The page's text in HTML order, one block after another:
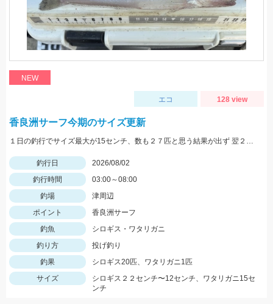
NEW
エコ 128 view
香良洲サーフ今期のサイズ更新
１日の釣行でサイズ最大が15センチ、数も２７匹と思う結果が出ず 翌２日に同じ時間、同じ場所でリベンジ。 いつもはエサは石ゴカイだけど今日はゴールドイソメを使ってみました。 夜暗い時間は石ゴカイよりも当たりも多く釣れる数も多かったですね。 7時の潮止まり頃に大きな当たりで蟹かな？と思いきや何と２２センチと、21センチのダブルでした。 今期のサイズ更新をしました。 その後、ワタリガニも釣れてリベンジ成功でした。 皆さん、記念写真は釣ったその場で撮影しましょうね。 家に帰ってからでは1センチほど縮んでしまいますからね。笑
釣行日
2026/08/02
釣行時間
03:00～08:00
釣場
津周辺
ポイント
香良洲サーフ
釣魚
シロギス・ワタリガニ
釣り方
投げ釣り
釣果
シロギス20匹、ワタリガニ1匹
サイズ
シロギス２２センチ〜12センチ、ワタリガニ15セ
ンチ